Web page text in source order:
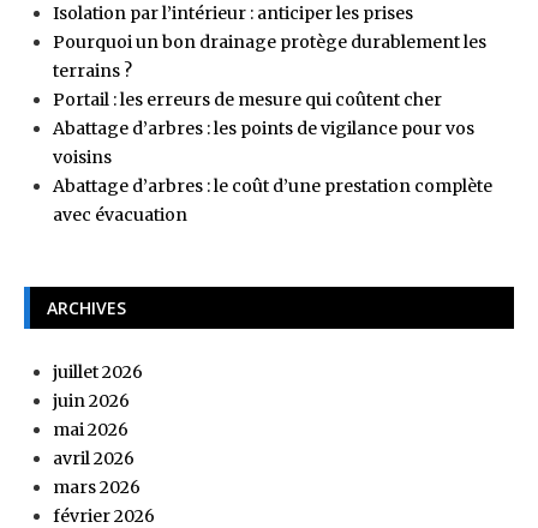
Isolation par l’intérieur : anticiper les prises
Pourquoi un bon drainage protège durablement les
terrains ?
Portail : les erreurs de mesure qui coûtent cher
Abattage d’arbres : les points de vigilance pour vos
voisins
Abattage d’arbres : le coût d’une prestation complète
avec évacuation
ARCHIVES
juillet 2026
juin 2026
mai 2026
avril 2026
mars 2026
février 2026